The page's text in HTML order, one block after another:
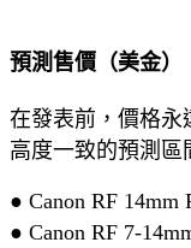
預測售價（美金）
在發表前，價格永
高度一致的預測區
● Canon RF 14mm
● Canon RF 7-